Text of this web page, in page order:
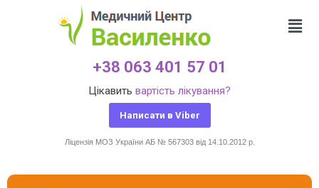
+38 063 401 57 01
Цікавить вартість лікування?
Написати в Viber
Ліцензія МОЗ України АБ № 567303 від 14.10.2012 р.